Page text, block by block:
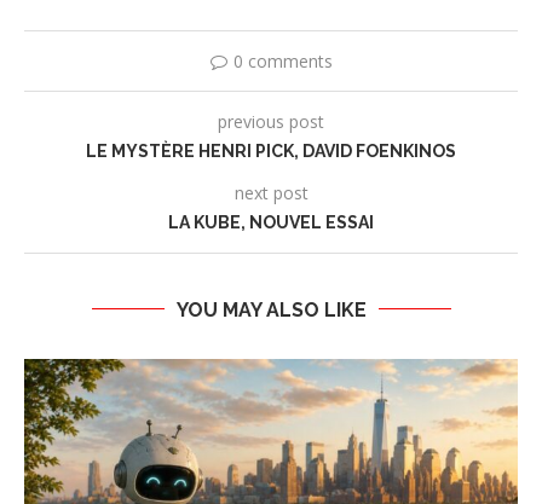
0 comments
previous post
LE MYSTÈRE HENRI PICK, DAVID FOENKINOS
next post
LA KUBE, NOUVEL ESSAI
YOU MAY ALSO LIKE